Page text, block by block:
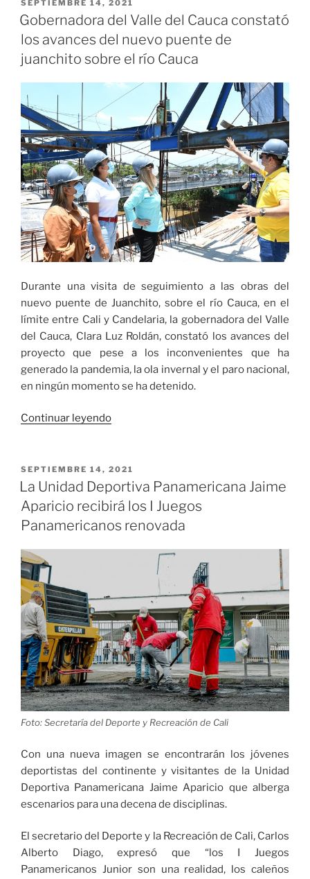
EL
SEPTIEMBRE 14, 2021
Gobernadora del Valle del Cauca constató
los avances del nuevo puente de
juanchito sobre el río Cauca
Durante una visita de seguimiento a las obras del
nuevo puente de Juanchito, sobre el río Cauca, en el
límite entre Cali y Candelaria, la gobernadora del Valle
del Cauca, Clara Luz Roldán, constató los avances del
proyecto que pese a los inconvenientes que ha
generado la pandemia, la ola invernal y el paro nacional,
en ningún momento se ha detenido.
Continuar leyendo«Gobernadora
del
Cauca
constató
avances
del
de
juanchito
sobre
el
río
Cauca»
PUBLICADO
EL
SEPTIEMBRE 14, 2021
La Unidad Deportiva Panamericana Jaime
Aparicio recibirá los I Juegos
Panamericanos renovada
Foto: Secretaría del Deporte y Recreación de Cali
Con una nueva imagen se encontrarán los jóvenes
deportistas del continente y visitantes de la Unidad
Deportiva Panamericana Jaime Aparicio que alberga
escenarios para una decena de disciplinas.
El secretario del Deporte y la Recreación de Cali, Carlos
Alberto Diago, expresó que “los I Juegos
Panamericanos Junior son una realidad, los caleños